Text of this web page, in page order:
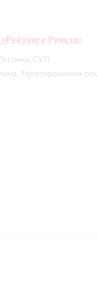
Рунета»
СУП
Таргетированная